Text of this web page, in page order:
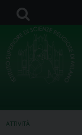
Skip
content
ATTIVITÀ